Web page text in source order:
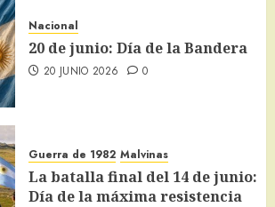
Nacional
20 de junio: Día de la Bandera
20 JUNIO 2026 0
Guerra de 1982 Malvinas
La batalla final del 14 de junio:
Día de la máxima resistencia